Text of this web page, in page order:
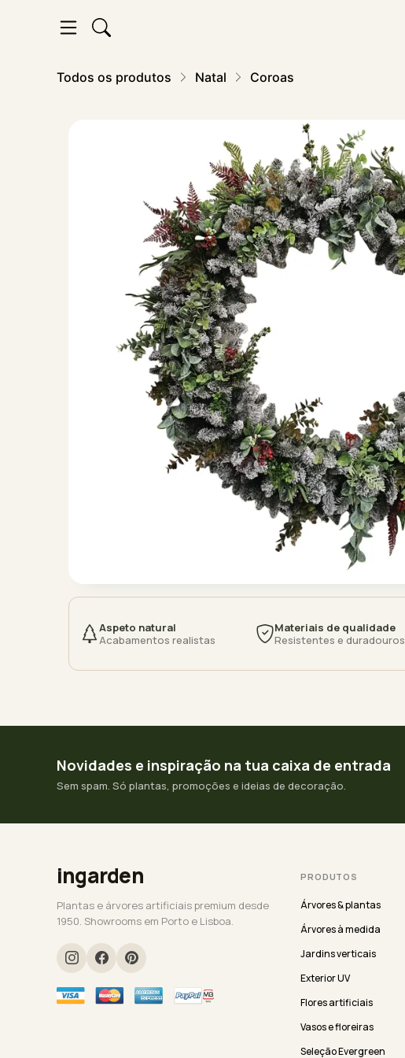
Todos os produtos Natal Coroas
Aspeto natural
Acabamentos realistas
Materiais de qualidade
Resistentes e duradouros
Novidades e inspiração na tua caixa de entrada
Sem spam. Só plantas, promoções e ideias de decoração.
ingarden
Plantas e árvores artificiais premium desde
1950. Showrooms em Porto e Lisboa.
PRODUTOS
Árvores & plantas
Árvores à medida
Jardins verticais
Exterior UV
Flores artificiais
Vasos e floreiras
Seleção Evergreen